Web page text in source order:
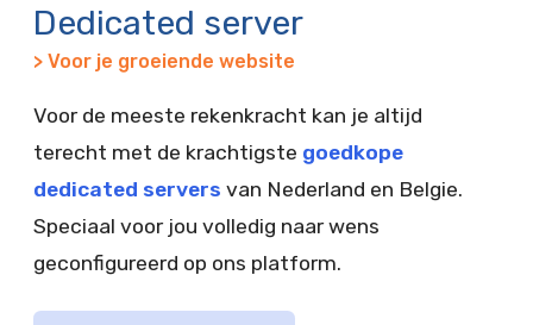
Dedicated server
> Voor je groeiende website
Voor de meeste rekenkracht kan je altijd
terecht met de krachtigste goedkope
dedicated servers van Nederland en Belgie.
Speciaal voor jou volledig naar wens
geconfigureerd op ons platform.